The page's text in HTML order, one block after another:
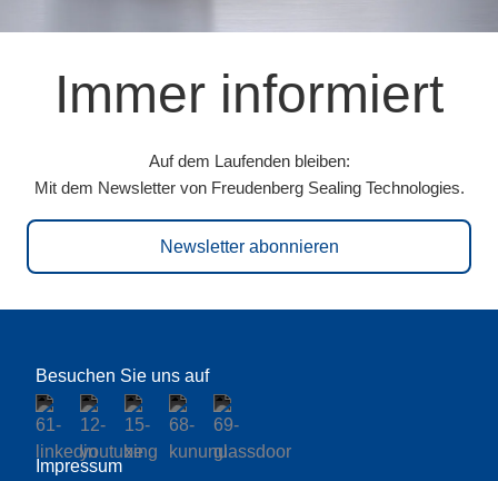
Immer informiert
Auf dem Laufenden bleiben:
Mit dem Newsletter von Freudenberg Sealing Technologies.
Newsletter abonnieren
Besuchen Sie uns auf
Impressum